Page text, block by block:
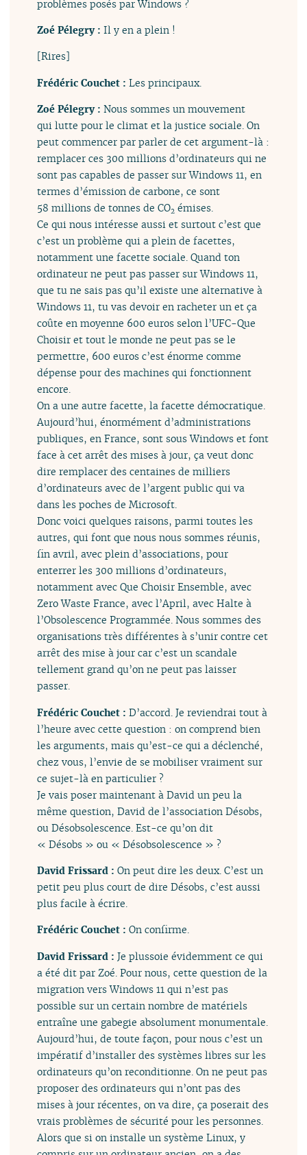
problèmes posés par Windows ?
Zoé Pélegry :Il y en a plein !
[Rires]
Frédéric Couchet :Les principaux.
Zoé Pélegry :Nous sommes un mouvement
qui lutte pour le climat et la justice sociale. On
peut commencer par parler de cet argument-là :
remplacer ces 300 millions d’ordinateurs qui ne
sont pas capables de passer sur Windows 11, en
termes d’émission de carbone, ce sont
58 millions de tonnes de CO2 émises.
Ce qui nous intéresse aussi et surtout c’est que
c’est un problème qui a plein de facettes,
notamment une facette sociale. Quand ton
ordinateur ne peut pas passer sur Windows 11,
que tu ne sais pas qu’il existe une alternative à
Windows 11, tu vas devoir en racheter un et ça
coûte en moyenne 600 euros selon l’UFC-Que
Choisir et tout le monde ne peut pas se le
permettre, 600 euros c’est énorme comme
dépense pour des machines qui fonctionnent
encore.
On a une autre facette, la facette démocratique.
Aujourd’hui, énormément d’administrations
publiques, en France, sont sous Windows et font
face à cet arrêt des mises à jour, ça veut donc
dire remplacer des centaines de milliers
d’ordinateurs avec de l’argent public qui va
dans les poches de Microsoft.
Donc voici quelques raisons, parmi toutes les
autres, qui font que nous nous sommes réunis,
fin avril, avec plein d’associations, pour
enterrer les 300 millions d’ordinateurs,
notamment avec Que Choisir Ensemble, avec
Zero Waste France, avec l’April, avec Halte à
l’Obsolescence Programmée. Nous sommes des
organisations très différentes à s’unir contre cet
arrêt des mise à jour car c’est un scandale
tellement grand qu’on ne peut pas laisser
passer.
Frédéric Couchet :D’accord. Je reviendrai tout à
l’heure avec cette question : on comprend bien
les arguments, mais qu’est-ce qui a déclenché,
chez vous, l’envie de se mobiliser vraiment sur
ce sujet-là en particulier ?
Je vais poser maintenant à David un peu la
même question, David de l’association Désobs,
ou Désobsolescence. Est-ce qu’on dit
« Désobs » ou « Désobsolescence » ?
David Frissard :On peut dire les deux. C’est un
petit peu plus court de dire Désobs, c’est aussi
plus facile à écrire.
Frédéric Couchet :On confirme.
David Frissard :Je plussoie évidemment ce qui
a été dit par Zoé. Pour nous, cette question de la
migration vers Windows 11 qui n’est pas
possible sur un certain nombre de matériels
entraîne une gabegie absolument monumentale.
Aujourd’hui, de toute façon, pour nous c’est un
impératif d’installer des systèmes libres sur les
ordinateurs qu’on reconditionne. On ne peut pas
proposer des ordinateurs qui n’ont pas des
mises à jour récentes, on va dire, ça poserait des
vrais problèmes de sécurité pour les personnes.
Alors que si on installe un système Linux, y